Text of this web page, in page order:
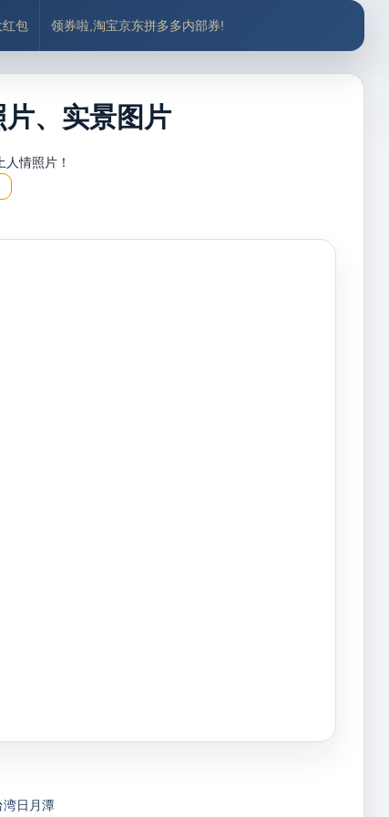
包 领券啦,淘宝京东拼多多内部券!
、实景图片
情照片！
湾日月潭